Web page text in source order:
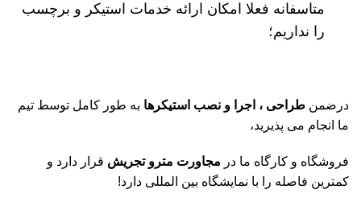
متاسفانه فعلا امکان ارائه خدمات استیکر و برچسب
را نداریم؛
درضمن طراحی ، اجرا و نصب استیکرها به طور کامل توسط تیم
ما انجام می پذیرید،
فروشگاه و کارگاه ما در مجاورت مترو تجریش قرار دارد و
کمترین فاصله را با نمایشگاه بین المللی دارد!